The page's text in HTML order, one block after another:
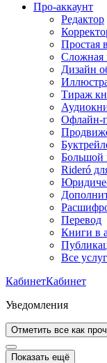
Про-аккаунт
Редактор
Простая
Сложная
Дизайн
Тираж
Офлайн-
Большой
Rideró
Перевод
Книги в
Все
КабинетКабинет
Уведомления
Отметить все как
Показать ещё